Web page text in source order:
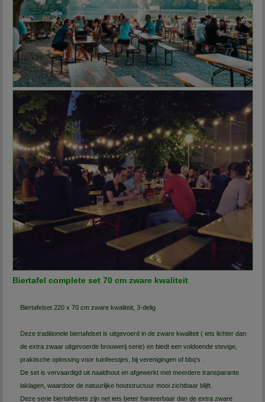
Biertafel complete set 70 cm zware kwaliteit
Biertafelset 220 x 70 cm zware kwaliteit, 3-delig
Deze traditionele biertafelset is uitgevoerd in de zware kwaliteit ( iets lichter dan
de extra zwaar uitgevoerde brouwerij serie) en biedt een voldoende stevige,
praktische oplossing voor tuinfeestjes, bij verenigingen of bbq's .
De set is vervaardigd uit naaldhout en afgewerkt met meerdere transparante
laklagen, waardoor de natuurlijke houtstructuur mooi zichtbaar blijft.
Deze serie biertafelsets zijn net iets beter hanteerbaar dan de extra zware